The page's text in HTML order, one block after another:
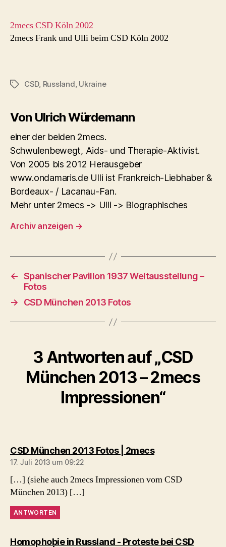
2mecs CSD Köln 2002
2mecs Frank und Ulli beim CSD Köln 2002
Schlagwörter
CSD, Russland, Ukraine
Von Ulrich Würdemann
einer der beiden 2mecs.
Schwulenbewegt, Aids- und Therapie-Aktivist.
Von 2005 bis 2012 Herausgeber
www.ondamaris.de Ulli ist Frankreich-Liebhaber &
Bordeaux- / Lacanau-Fan.
Mehr unter 2mecs -> Ulli -> Biographisches
Archiv anzeigen →
← Spanischer Pavillon 1937 Weltausstellung –
Fotos
→
CSD München 2013 Fotos
3 Antworten auf „CSD
München 2013 – 2mecs
Impressionen“
CSD München 2013 Fotos | 2mecssagt:
17. Juli 2013 um 09:22
[…] (siehe auch 2mecs Impressionen vom CSD
München 2013) […]
ANTWORTEN
Homophobie in Russland - Proteste bei CSD